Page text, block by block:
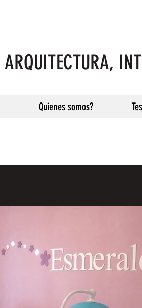
ARQUITECTURA,
Quienes somos?